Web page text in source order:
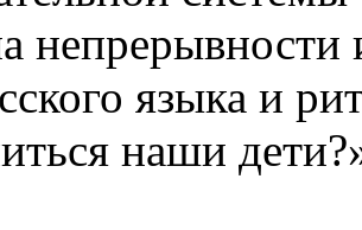
непрерывности
языка и
наши